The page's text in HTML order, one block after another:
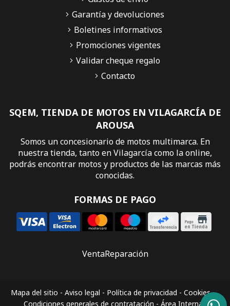
SQEM, TIENDA DE MOTOS EN VILAGARCÍA DE
AROUSA
Somos un concesionario de motos multimarca. En
nuestra tienda, tanto en Vilagarcía como la online,
podrás encontrar motos y productos de las marcas más
conocidas.
FORMAS DE PAGO
Garantía y devoluciones
Boletines informativos
Promociones vigentes
Validar cheque regalo
Contacto
VentaReparación
Mapa del sitio - Aviso legal - Política de privacidad - Cookies-
Condiciones generales de contratación - Área Interna